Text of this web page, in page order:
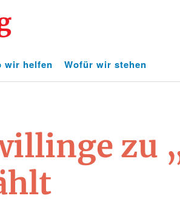
wir helfen Wofür wir stehen
zu